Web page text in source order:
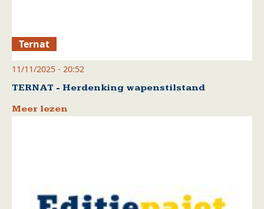
Ternat
11/11/2025 - 20:52
TERNAT - Herdenking wapenstilstand
Meer lezen